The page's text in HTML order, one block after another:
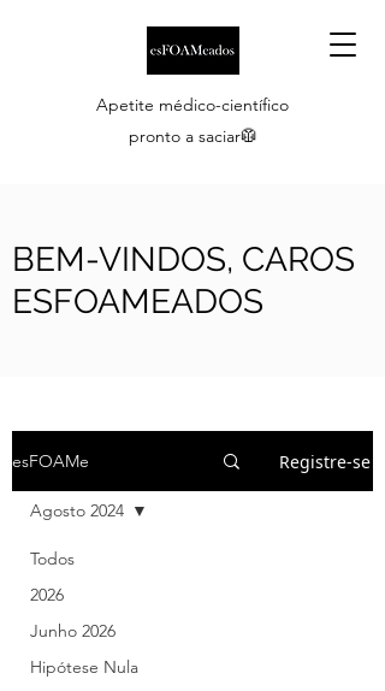
Apetite médico-científico
pronto a saciar🥼
BEM-VINDOS, CAROS
ESFOAMEADOS
esFOAMe Registre-se
Todos
2026
Junho 2026
Hipótese Nula
Agosto 2024